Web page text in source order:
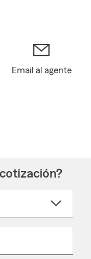
Email al agente